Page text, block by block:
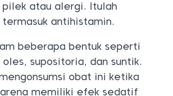
pilek atau alergi. Itulah
antihistamin.
beberapa bentuk seperti
supositoria, dan suntik.
obat ini ketika
memiliki efek sedatif